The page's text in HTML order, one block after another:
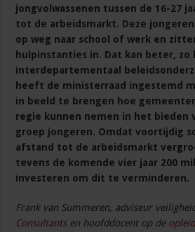
jongvolwassenen tussen de 16-27
tot de arbeidsmarkt. Deze
op weg naar school of werk en
hulpinstanties in. Dat kan beter,
interdepartementaal
heeft de ministerraad ingestemd
in beeld te brengen hoe
regie kunnen nemen in het bieden
groep jongeren. Omdat voortijdig
afstand tot de arbeidsmarkt
tevens de komende vier jaar 200
investeren om dit te verminderen.
Frank van Summeren, adviseur
Consultantsen hoofddocent op de